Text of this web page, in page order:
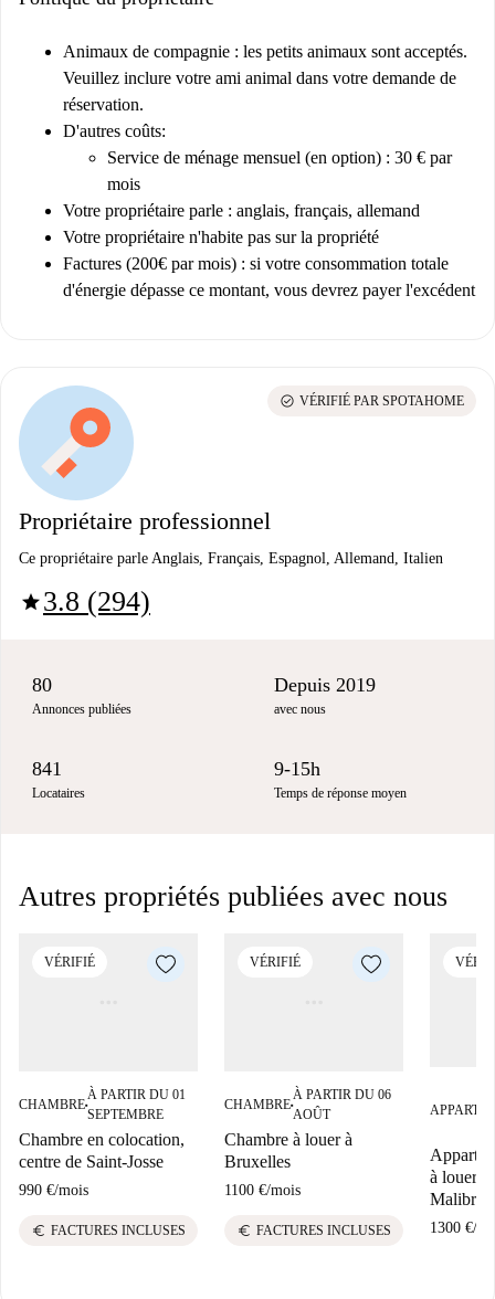
Animaux de compagnie : les petits animaux sont acceptés.
Veuillez inclure votre ami animal dans votre demande de
réservation.
D'autres coûts:
Service de ménage mensuel (en option) : 30 € par
mois
Votre propriétaire parle : anglais, français, allemand
Votre propriétaire n'habite pas sur la propriété
Factures (200€ par mois) : si votre consommation totale
d'énergie dépasse ce montant, vous devrez payer l'excédent
Propriétaire professionnel
Ce propriétaire parle Anglais, Français, Espagnol, Allemand, Italien
star3.8 (294)
check_circle VÉRIFIÉ PAR SPOTAHOME
80
Annonces publiées
Depuis 2019
avec nous
841
Locataires
9-15h
Temps de réponse moyen
Autres propriétés publiées avec nous
VÉRIFIÉ
CHAMBRE■
À PARTIR DU 01
SEPTEMBRE
Chambre en colocation,
centre de Saint-Josse
990 €/mois
euro FACTURES INCLUSES
VÉRIFIÉ
CHAMBRE■
À PARTIR DU 06
AOÛT
Chambre à louer à
Bruxelles
1100 €/mois
euro FACTURES INCLUSES
à louer à
1300 €/